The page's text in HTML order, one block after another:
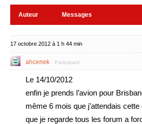
Auteur Messages
17 octobre 2012 à 1 h 44 min
ahcenek Participant
Le 14/10/2012
enfin je prends l’avion pour
même 6 mois que j’attendais
que je regarde tous les forum a